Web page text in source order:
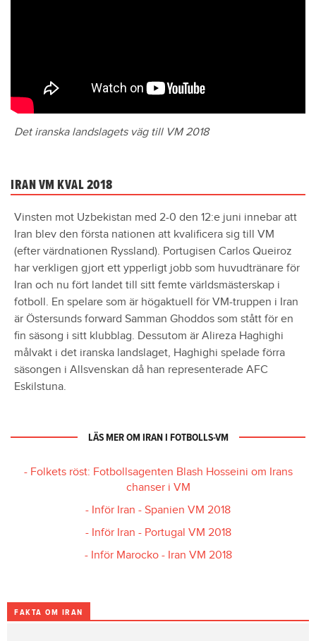
Det iranska landslagets väg till VM 2018
IRAN VM KVAL 2018
Vinsten mot Uzbekistan med 2-0 den 12:e juni innebar att
Iran blev den första nationen att kvalificera sig till VM
(efter värdnationen Ryssland). Portugisen Carlos Queiroz
har verkligen gjort ett ypperligt jobb som huvudtränare för
Iran och nu fört landet till sitt femte världsmästerskap i
fotboll. En spelare som är högaktuell för VM-truppen i Iran
är Östersunds forward Samman Ghoddos som stått för en
fin säsong i sitt klubblag. Dessutom är Alireza Haghighi
målvakt i det iranska landslaget, Haghighi spelade förra
säsongen i Allsvenskan då han representerade AFC
Eskilstuna.
LÄS MER OM IRAN I FOTBOLLS-VM
- Folkets röst: Fotbollsagenten Blash Hosseini om Irans
chanser i VM
- Inför Iran - Spanien VM 2018
- Inför Iran - Portugal VM 2018
- Inför Marocko - Iran VM 2018
FAKTA OM IRAN